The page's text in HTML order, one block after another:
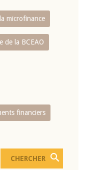
microfinance
de la BCEAO
financiers